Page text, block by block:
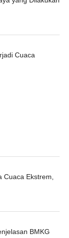
Cuaca
Cuaca Ekstrem,
BMKG